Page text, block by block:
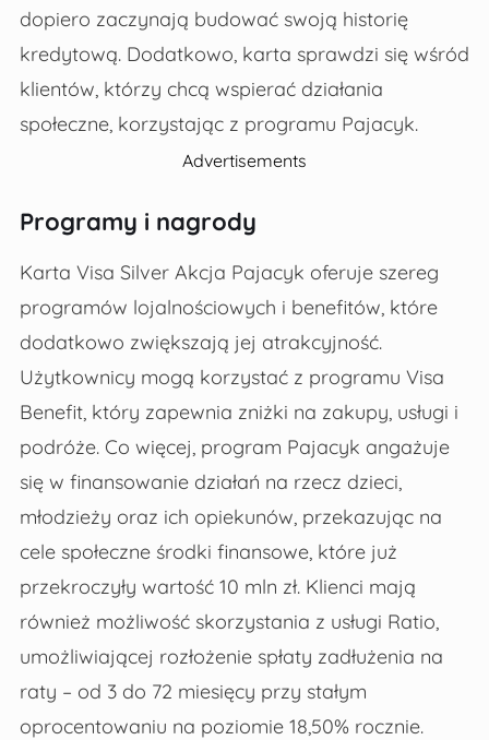
dopiero zaczynają budować swoją historię
kredytową. Dodatkowo, karta sprawdzi się wśród
klientów, którzy chcą wspierać działania
społeczne, korzystając z programu Pajacyk.
Advertisements
Programy i nagrody
Karta Visa Silver Akcja Pajacyk oferuje szereg
programów lojalnościowych i benefitów, które
dodatkowo zwiększają jej atrakcyjność.
Użytkownicy mogą korzystać z programu Visa
Benefit, który zapewnia zniżki na zakupy, usługi i
podróże. Co więcej, program Pajacyk angażuje
się w finansowanie działań na rzecz dzieci,
młodzieży oraz ich opiekunów, przekazując na
cele społeczne środki finansowe, które już
przekroczyły wartość 10 mln zł. Klienci mają
również możliwość skorzystania z usługi Ratio,
umożliwiającej rozłożenie spłaty zadłużenia na
raty – od 3 do 72 miesięcy przy stałym
oprocentowaniu na poziomie 18,50% rocznie.